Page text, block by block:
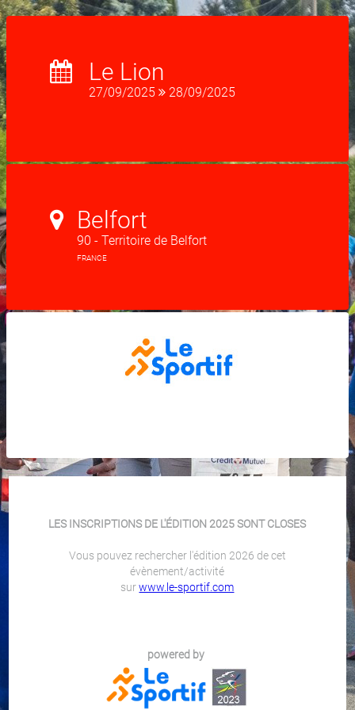
Le Lion
27/09/2025 28/09/2025
Belfort
90 - Territoire de Belfort
FRANCE
LES INSCRIPTIONS DE L'ÉDITION 2025 SONT CLOSES
Vous pouvez rechercher l'édition 2026 de cet
évènement/activité
surwww.le-sportif.com
powered by